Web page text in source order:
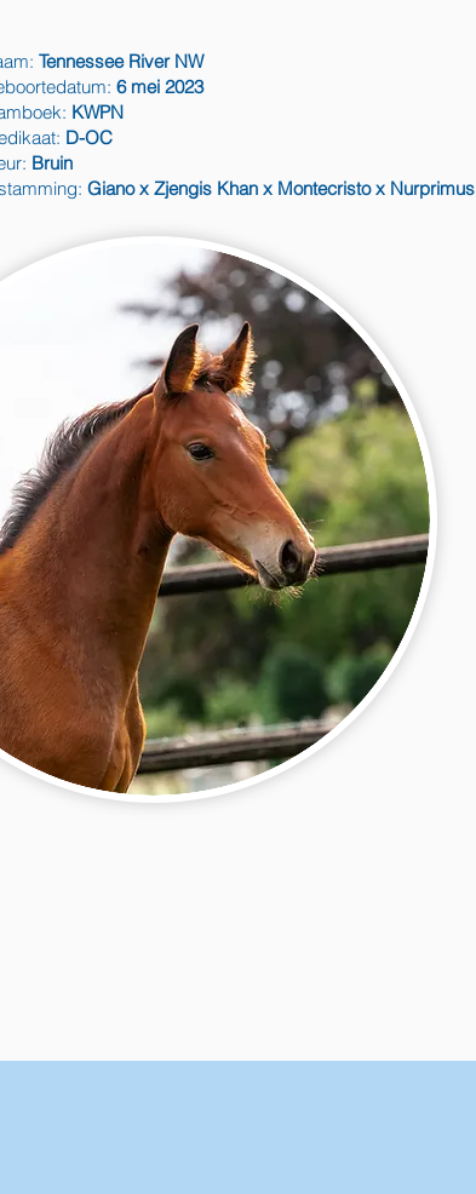
Tennessee River NW
6 mei 2023
KWPN
D-OC
Bruin
Giano x Zjengis Khan x Montecristo x Nurprimus